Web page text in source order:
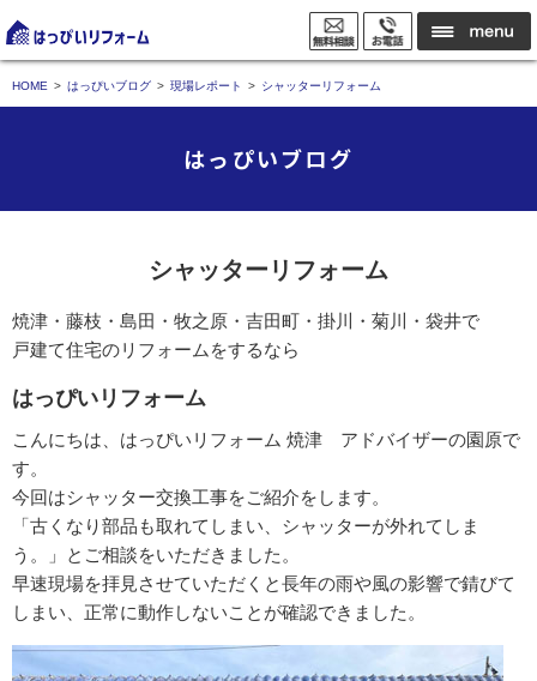
HOME はっぴいブログ 現場レポート シャッターリフォーム
はっぴいブログ
シャッターリフォーム
焼津・藤枝・島田・牧之原・吉田町・掛川・菊川・袋井で
戸建て住宅のリフォームをするなら
はっぴいリフォーム
こんにちは、はっぴいリフォーム 焼津 アドバイザーの園原で
す。
今回はシャッター交換工事をご紹介をします。
「古くなり部品も取れてしまい、シャッターが外れてしま
う。」とご相談をいただきました。
早速現場を拝見させていただくと長年の雨や風の影響で錆びて
しまい、正常に動作しないことが確認できました。